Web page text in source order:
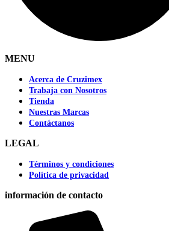
MENU
Acerca de Cruzimex
Trabaja con Nosotros
Tienda
Nuestras Marcas
Contáctanos
LEGAL
Términos y condiciones
Política de privacidad
información de contacto